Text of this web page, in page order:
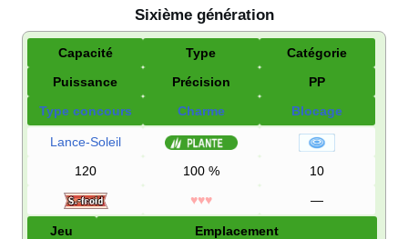
Sixième génération
Capacité Type
Catégorie
Puissance
Précision
PP
Type concours
Charme Blocage
Lance-Soleil
120
100 %
10
♥♥♥
—
Jeu
Emplacement